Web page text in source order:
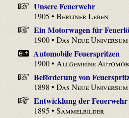
Unsere Feuerwehr
1905 •Berliner Leben
Ein Motorwagen für
1900 •Das Neue Universum
Automobile Feuerspritzen
1900 •Allgemeine
Beförderung von
1898 •Das Neue Universum
Entwicklung der Feuerwehr
1895 •Sammelbilder